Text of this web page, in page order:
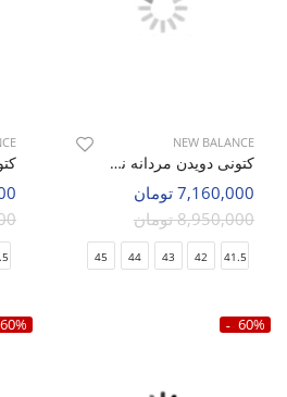
NEW BALANCE
کتونی دویدن مردانه نیو بالانس 530 M
7,160,000 تومان
8,950,000 تومان
41.5
42
43
44
45
60%
60%